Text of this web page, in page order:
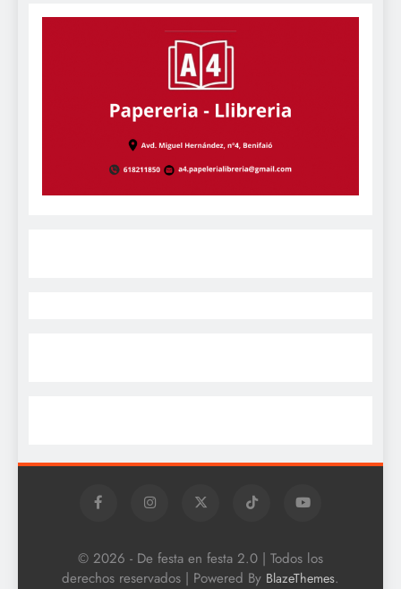
© 2026 - De festa en festa 2.0 | Todos los
derechos reservados | Powered By BlazeThemes.